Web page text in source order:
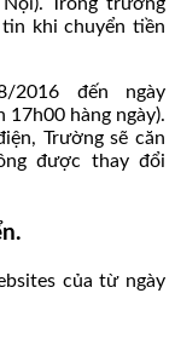
Trong trường
khi chuyển tiền
2016 đến ngày
hàng ngày).
Trường sẽ căn
được thay đổi
của từ ngày